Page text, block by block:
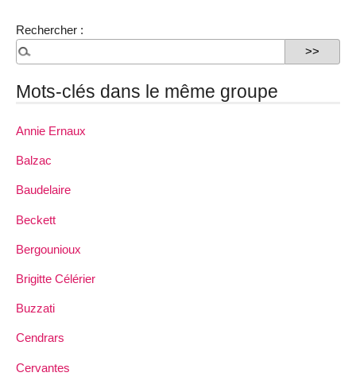
Rechercher :
Mots-clés dans le même groupe
Annie Ernaux
Balzac
Baudelaire
Beckett
Bergounioux
Brigitte Célérier
Buzzati
Cendrars
Cervantes